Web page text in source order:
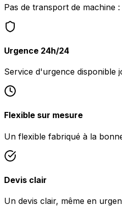
Pas de transport de machine
Urgence 24h/24
Service d'urgence disponible
Flexible sur mesure
Un flexible fabriqué à la
Devis clair
Un devis clair, même en